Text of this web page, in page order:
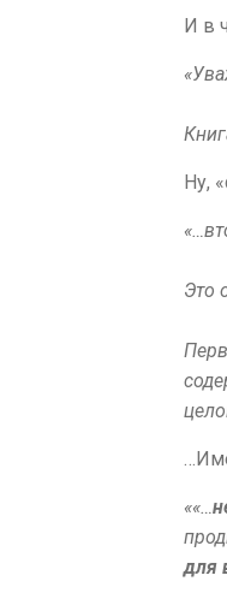
И в
Ну,
Это
««…
для